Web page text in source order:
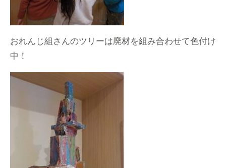
おれんじ組さんのツリーは廃材を組み合わせて色付け
中！